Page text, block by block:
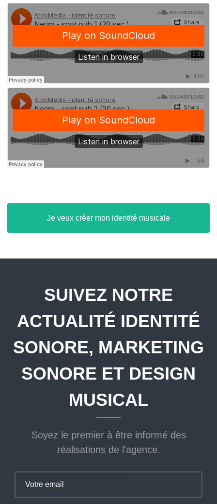
Je veux créer mon identité musicale
SUIVEZ NOTRE
ACTUALITÉ IDENTITÉ
SONORE, MARKETING
SONORE ET DESIGN
MUSICAL
Soyez le premier à être informé des
réalisations de l'agence.